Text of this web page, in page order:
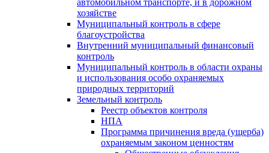
автомобильном транспорте, и в дорожном
хозяйстве
Муниципальный контроль в сфере
благоустройства
Внутренний муниципальный финансовый
контроль
Муниципальный контроль в области охраны
и использования особо охраняемых
природных территорий
Земельный контроль
Реестр объектов контроля
НПА
Программа причинения вреда (ущерба)
охраняемым законом ценностям